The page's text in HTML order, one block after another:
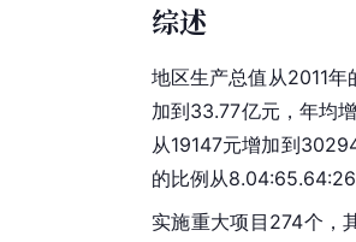
综述
地区生产总值从2011
加到33.77亿元，年均
从19147元增加到
的比例从
实施重大项目274个，